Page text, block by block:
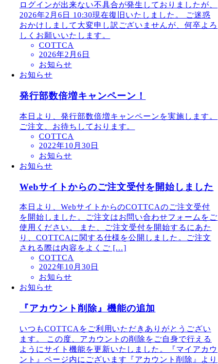
ログインが出来ない不具合が発生しておりましたが、
2026年2月6日 10:30現在復旧いたしました。 ご迷惑
おかけしまして大変申し訳ございませんが、何卒よろ
しくお願いいたします。
COTTCA
2026年2月6日
お知らせ
お知らせ
発行部数倍増キャンペーン！
本日より、発行部数倍増キャンペーンを実施します。
ご注文、お待ちしております。
COTTCA
2022年10月30日
お知らせ
お知らせ
Webサイトからのご注文受付を開始しました
本日より、WebサイトからのCOTTCAのご注文受付
を開始しました。ご注文はお問い合わせフォームをご
使用ください。 また、ご注文受付を開始するにあた
り、COTTCAに関する仕様を公開しました。ご注文
される際は内容をよくご […]
COTTCA
2022年10月30日
お知らせ
お知らせ
『アカウント削除』機能の追加
いつもCOTTCAをご利用いただきありがとうござい
ます。 この度、アカウントの削除をご自身で行える
ようにサイト機能を更新いたしました。『マイアカウ
ント』ページ内にございます『アカウント削除』より